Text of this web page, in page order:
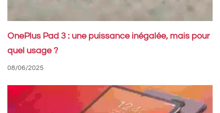
OnePlus Pad 3 : une puissance inégalée, mais pour
quel usage ?
08/06/2025